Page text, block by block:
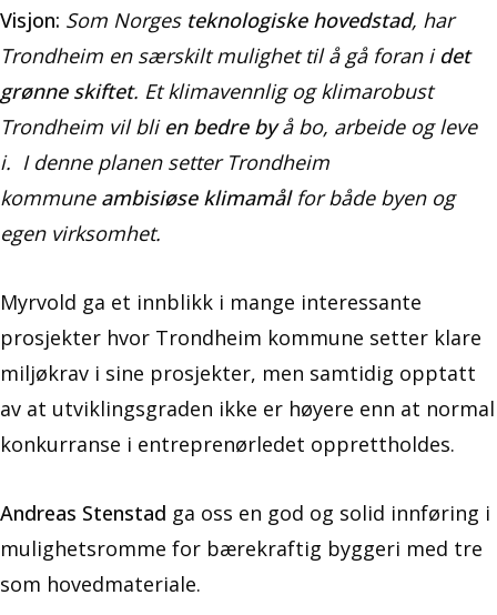
Visjon: Som Norges teknologiske hovedstad, har
Trondheim en særskiltmulighet til å gå foran i det
grønne skiftet. Et klimavennlig og klimarobust
Trondheim vil bli en bedre byå bo, arbeide og leve
i. I denne planen setter Trondheim
kommune ambisiøse klimamål for både byen og
egen virksomhet.
Myrvold ga et innblikk i mange interessante
prosjekter hvor Trondheim kommune setter klare
miljøkrav i sine prosjekter, men samtidig opptatt
av at utviklingsgraden ikke er høyere enn at normal
konkurranse i entreprenørledet opprettholdes.
Andreas Stenstad ga oss en god og solid innføring i
mulighetsromme for bærekraftig byggeri med tre
som hovedmateriale.